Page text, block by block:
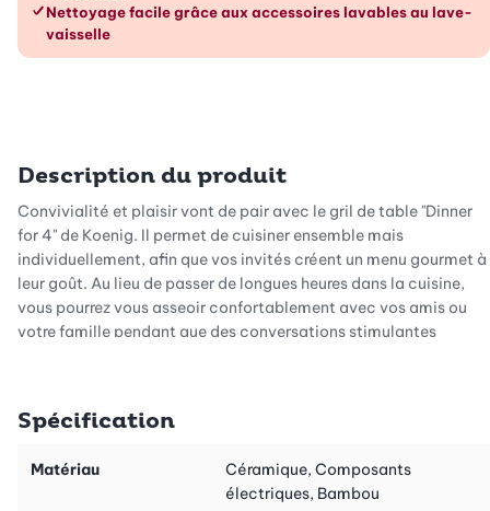
Nettoyage facile grâce aux accessoires lavables au lave-
vaisselle
Description du produit
Convivialité et plaisir vont de pair avec le gril de table "Dinner
for 4" de Koenig. Il permet de cuisiner ensemble mais
individuellement, afin que vos invités créent un menu gourmet à
leur goût. Au lieu de passer de longues heures dans la cuisine,
vous pourrez vous asseoir confortablement avec vos amis ou
votre famille pendant que des conversations stimulantes
Le poisson, la viande et les légumes peuvent être préparés
manière, les ingrédients ou les arômes ne se mélangent pas,
donc ce gril est idéal pour les personnes conscientes des
Spécification
Matériau
Céramique, Composants
électriques, Bambou